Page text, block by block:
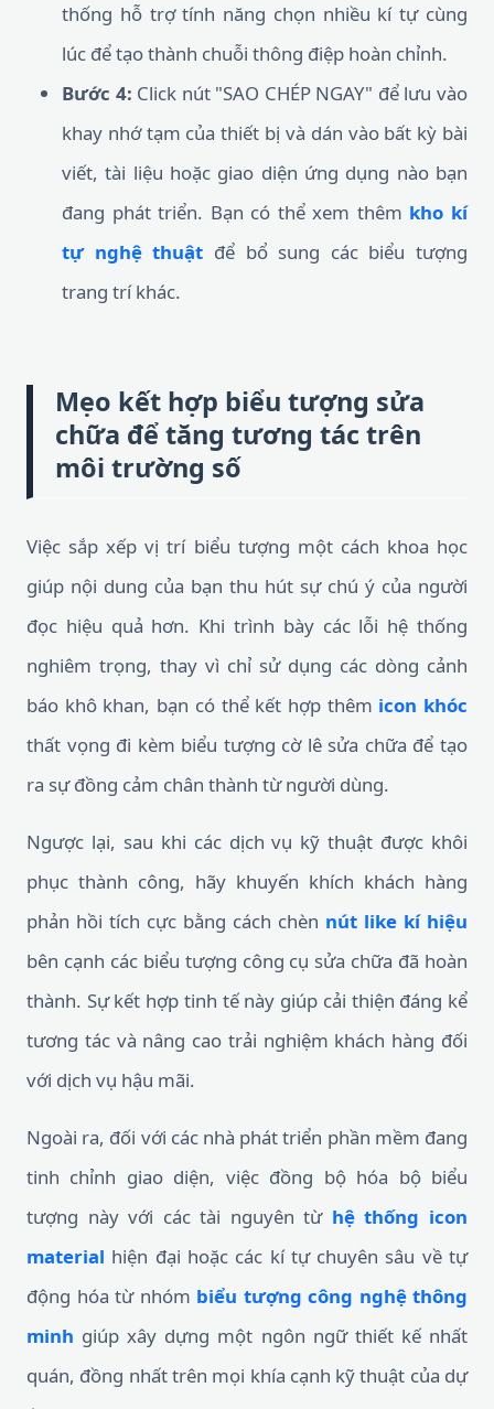
thống hỗ trợ tính năng chọn nhiều kí tự cùng
lúc để tạo thành chuỗi thông điệp hoàn chỉnh.
Bước 4: Click nút "SAO CHÉP NGAY" để lưu vào
khay nhớ tạm của thiết bị và dán vào bất kỳ bài
viết, tài liệu hoặc giao diện ứng dụng nào bạn
đang phát triển. Bạn có thể xem thêm kho kí
tự nghệ thuật để bổ sung các biểu tượng
trang trí khác.
Mẹo kết hợp biểu tượng sửa
chữa để tăng tương tác trên
môi trường số
Việc sắp xếp vị trí biểu tượng một cách khoa học
giúp nội dung của bạn thu hút sự chú ý của người
đọc hiệu quả hơn. Khi trình bày các lỗi hệ thống
nghiêm trọng, thay vì chỉ sử dụng các dòng cảnh
báo khô khan, bạn có thể kết hợp thêm icon khóc
thất vọng đi kèm biểu tượng cờ lê sửa chữa để tạo
ra sự đồng cảm chân thành từ người dùng.
Ngược lại, sau khi các dịch vụ kỹ thuật được khôi
phục thành công, hãy khuyến khích khách hàng
phản hồi tích cực bằng cách chèn nút like kí hiệu
bên cạnh các biểu tượng công cụ sửa chữa đã hoàn
thành. Sự kết hợp tinh tế này giúp cải thiện đáng kể
tương tác và nâng cao trải nghiệm khách hàng đối
với dịch vụ hậu mãi.
Ngoài ra, đối với các nhà phát triển phần mềm đang
tinh chỉnh giao diện, việc đồng bộ hóa bộ biểu
tượng này với các tài nguyên từ hệ thống icon
material hiện đại hoặc các kí tự chuyên sâu về tự
động hóa từ nhóm biểu tượng công nghệ thông
minh giúp xây dựng một ngôn ngữ thiết kế nhất
quán, đồng nhất trên mọi khía cạnh kỹ thuật của dự